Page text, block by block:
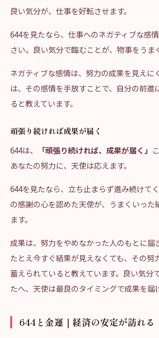
良い気分が、仕事を好転させます。
644を見たなら、仕事へのネガティブな感
さい。良い気分で臨むことが、物事をうま
ネガティブな感情は、努力の成果を見えに
は、その感情を手放すことで、自分の前進
ると教えています。
頑張り続ければ成果が届く
644は、
「頑張り続ければ、成果が届く」
あなたの努力に、天使は応えます。
644を見たなら、立ち止まらず進み続けて
の感謝の心を認めた天使が、うまくいった
ます。
成果は、努力をやめなかった人のもとに届
たとえ今すぐ結果が見えなくても、その努
蓄えられていると教えています。良い気分
たへ、天使は最良のタイミングで成果を届
644と金運｜経済の安定が訪れる